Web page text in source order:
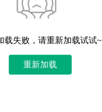
载失败，请重新加载试试~
重新加载